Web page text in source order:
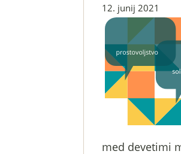
12. junij 2021
med devetimi